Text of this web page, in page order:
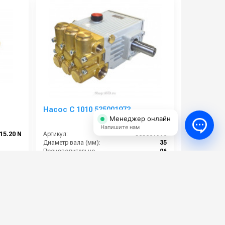
N
Насос C 1010 535001973
Артикул:
Диаметр вала (мм):
35
96
Менеджер онлайн
Напишите нам